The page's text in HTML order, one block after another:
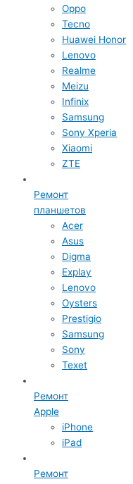
Oppo
Tecno
Huawei Honor
Lenovo
Realme
Meizu
Infinix
Samsung
Sony Xperia
Xiaomi
ZTE
Ремонт
планшетов
Acer
Asus
Digma
Explay
Lenovo
Oysters
Prestigio
Samsung
Sony
Texet
Ремонт
Apple
iPhone
iPad
Ремонт